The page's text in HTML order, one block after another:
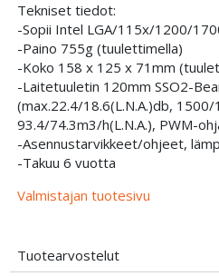
Tekniset tiedot:
-Sopii Intel LGA/115x/1200/
-Paino 755g (tuulettimella)
-Koko 158 x 125 x 71mm
-Laitetuuletin 120mm SSO2-
(max.22.4/18.6(L.N.A.)db, 1500/
93.4/74.3m3/h(L.N.A.), PWM-
-Asennustarvikkeet/ohjeet,
-Takuu 6 vuotta
Valmistajan tuotesivu
Tuotearvostelut